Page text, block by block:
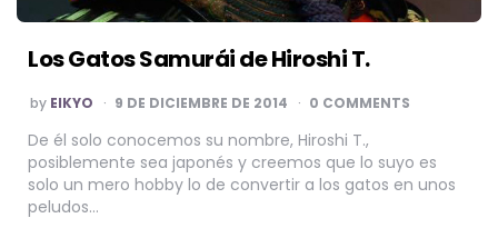
Los Gatos Samurái de Hiroshi T.
POSTED
BY
by EIKYO 9 DE DICIEMBRE DE 2014 0 COMMENTS
De él solo conocemos su nombre, Hiroshi T.,
posiblemente sea japonés y creemos que lo suyo es
solo un mero hobby lo de convertir a los gatos en unos
peludos…